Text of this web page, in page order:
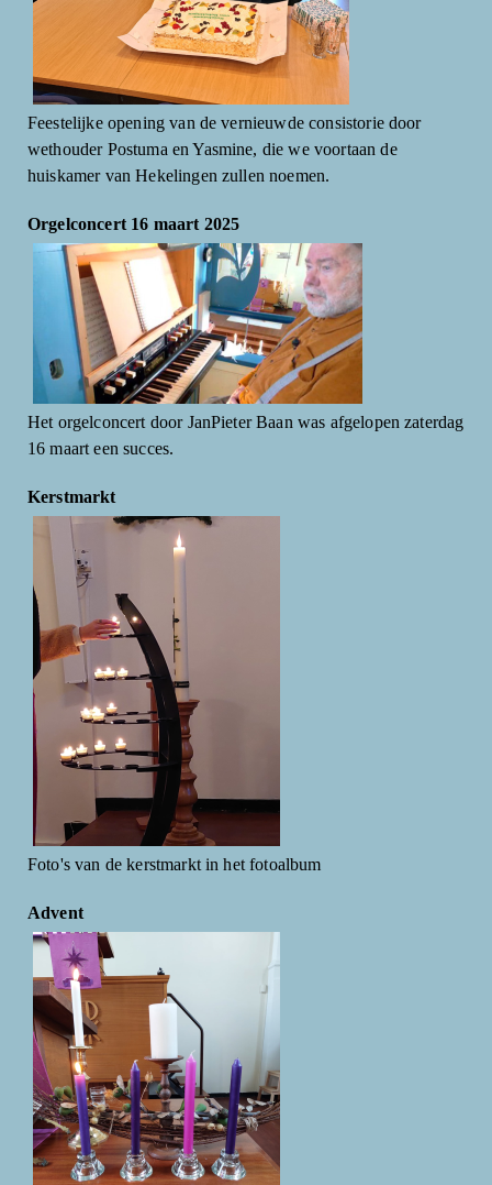
Feestelijke opening van de vernieuwde consistorie door
wethouder Postuma en Yasmine, die we voortaan de
huiskamer van Hekelingen zullen noemen.
Orgelconcert 16 maart 2025
Het orgelconcert door JanPieter Baan was afgelopen zaterdag
16 maart een succes.
Kerstmarkt
Foto's van de kerstmarkt in het fotoalbum
Advent